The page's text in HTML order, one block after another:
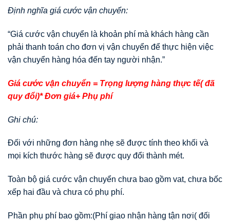
Định nghĩa giá cước vận chuyển:
“Giá cước vận chuyển là khoản phí mà khách hàng cần
phải thanh toán cho đơn vị vận chuyển để thực hiện việc
vận chuyển hàng hóa đến tay người nhận.”
Giá cước vận chuyển = Trọng lượng hàng thực tế( đã
quy đổi)* Đơn giá+ Phụ phí
Ghi chú:
Đối với những đơn hàng nhẹ sẽ được tính theo khối và
mọi kích thước hàng sẽ được quy đổi thành mét.
Toàn bộ giá cước vận chuyển chưa bao gồm vat, chưa bốc
xếp hai đầu và chưa có phụ phí.
Phần phụ phí bao gồm:(Phí giao nhận hàng tận nơi( đối